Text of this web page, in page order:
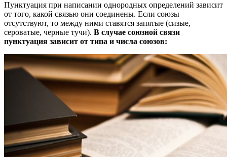
Пунктуация при написании однородных определений зависит
от того, какой связью они соединены. Если союзы
отсутствуют, то между ними ставятся запятые (сизые,
сероватые, черные тучи). В случае союзной связи
пунктуация зависит от типа и числа союзов: